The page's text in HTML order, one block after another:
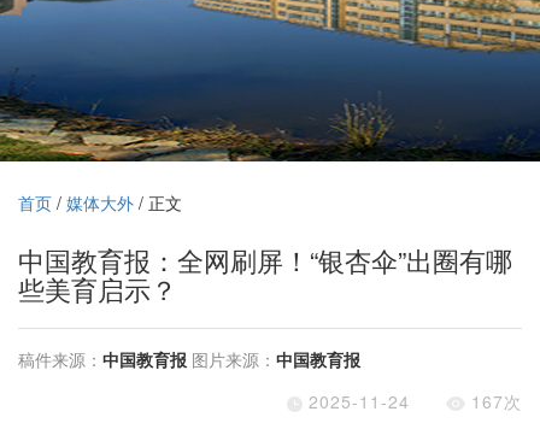
首页 / 媒体大外 / 正文
中国教育报：全网刷屏！“银杏伞”出圈有哪
些美育启示？
稿件来源： 中国教育报 图片来源： 中国教育报
2025-11-24
167次